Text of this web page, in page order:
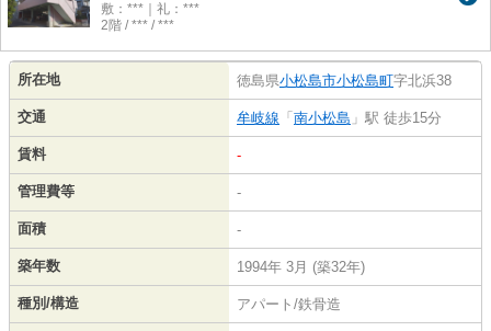
敷：***｜礼：***
2階 / *** / ***
所在地 徳島県小松島市小松島町字北浜38
交通 牟岐線 「 南小松島 」駅 徒歩15分
賃料 -
管理費等 -
面積 -
築年数 1994年 3月 (築32年)
種別/構造 アパート/鉄骨造